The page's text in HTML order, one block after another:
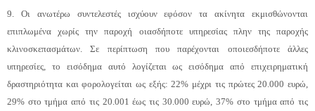
9. Οι ανωτέρω συντελεστές ισχύουν εφόσον τα ακίνητα εκμισθώνονται
επιπλωμένα χωρίς την παροχή οιασδήποτε υπηρεσίας πλην της παροχής
κλινοσκεπασμάτων. Σε περίπτωση που παρέχονται οποιεσδήποτε άλλες
υπηρεσίες, το εισόδημα αυτό λογίζεται ως εισόδημα από επιχειρηματική
δραστηριότητα και φορολογείται ως εξής: 22% μέχρι τις πρώτες 20.000 ευρώ,
29% στο τμήμα από τις 20.001 έως τις 30.000 ευρώ, 37% στο τμήμα από τις